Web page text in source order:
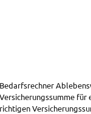
Bedarfsrechner
Versicherungssumme für
richtigen